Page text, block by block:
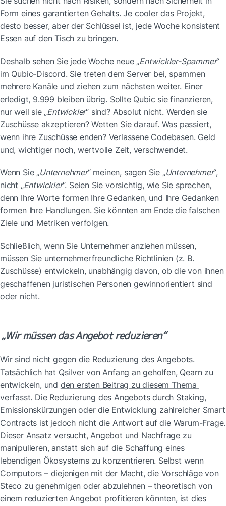
Form eines garantierten Gehalts. Je cooler das Projekt,
desto besser, aber der Schlüssel ist, jede Woche konsistent
Essen auf den Tisch zu bringen.
Deshalb sehen Sie jede Woche neue „Entwickler-Spammer“
im Qubic-Discord. Sie treten dem Server bei, spammen
mehrere Kanäle und ziehen zum nächsten weiter. Einer
erledigt, 9.999 bleiben übrig. Sollte Qubic sie finanzieren,
nur weil sie „Entwickler“ sind? Absolut nicht. Werden sie
Zuschüsse akzeptieren? Wetten Sie darauf. Was passiert,
wenn ihre Zuschüsse enden? Verlassene Codebasen. Geld
und, wichtiger noch, wertvolle Zeit, verschwendet.
Wenn Sie „Unternehmer“ meinen, sagen Sie „Unternehmer“,
nicht „Entwickler“. Seien Sie vorsichtig, wie Sie sprechen,
denn Ihre Worte formen Ihre Gedanken, und Ihre Gedanken
formen Ihre Handlungen. Sie könnten am Ende die falschen
Ziele und Metriken verfolgen.
Schließlich, wenn Sie Unternehmer anziehen müssen,
müssen Sie unternehmerfreundliche Richtlinien (z. B.
Zuschüsse) entwickeln, unabhängig davon, ob die von ihnen
geschaffenen juristischen Personen gewinnorientiert sind
oder nicht.
„Wir müssen das Angebot reduzieren“
Wir sind nicht gegen die Reduzierung des Angebots.
Tatsächlich hat Qsilver von Anfang an geholfen, Qearn zu
entwickeln, und den ersten Beitrag zu diesem Thema
verfasst. Die Reduzierung des Angebots durch Staking,
Emissionskürzungen oder die Entwicklung zahlreicher Smart
Contracts ist jedoch nicht die Antwort auf die Warum-Frage.
Dieser Ansatz versucht, Angebot und Nachfrage zu
manipulieren, anstatt sich auf die Schaffung eines
lebendigen Ökosystems zu konzentrieren. Selbst wenn
Computors – diejenigen mit der Macht, die Vorschläge von
Steco zu genehmigen oder abzulehnen – theoretisch von
einem reduzierten Angebot profitieren könnten, ist dies